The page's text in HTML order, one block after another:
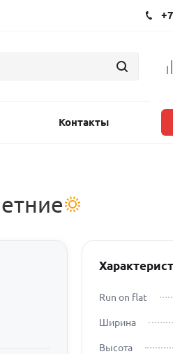
Контакты
Run on flat
Ширина
Высота